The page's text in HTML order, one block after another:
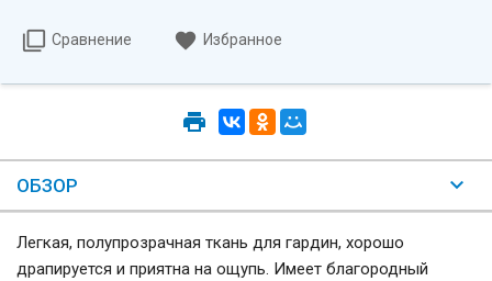
Сравнение Избранное
ОБЗОР
Легкая, полупрозрачная ткань для гардин, хорошо
драпируется и приятна на ощупь. Имеет благородный